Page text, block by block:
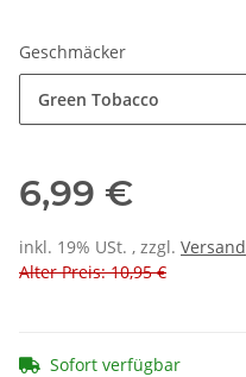
Geschmäcker
Green Tobacco
6,99 €
inkl. 19% USt. , zzgl. Versand
Alter Preis: 10,95 €
Sofort verfügbar